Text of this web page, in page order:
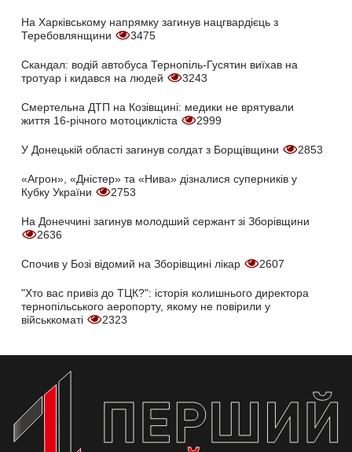
На Харківському напрямку загинув нацгвардієць з
Теребовлянщини
3475
Скандал: водій автобуса Тернопіль-Гусятин виїхав на
тротуар і кидався на людей
3243
Смертельна ДТП на Козівщині: медики не врятували
життя 16-річного мотоцикліста
2999
У Донецькій області загинув солдат з Борщівщини 2853
«Агрон», «Дністер» та «Нива» дізналися суперників у
Кубку України
2753
На Донеччині загинув молодший сержант зі Зборівщини
2636
Спочив у Бозі відомий на Зборівщині лікар 2607
"Хто вас привіз до ТЦК?": історія колишнього директора
тернопільського аеропорту, якому не повірили у
військкоматі
2323